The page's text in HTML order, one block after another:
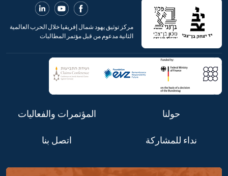
مركز توثيق يهود شمال إفريقيا خلال الحرب العالمية
الثانية مدعوم من قبل مؤتمر المطالبات
حولنا المؤتمرات والفعاليات
نداء للمشاركة اتصل بنا